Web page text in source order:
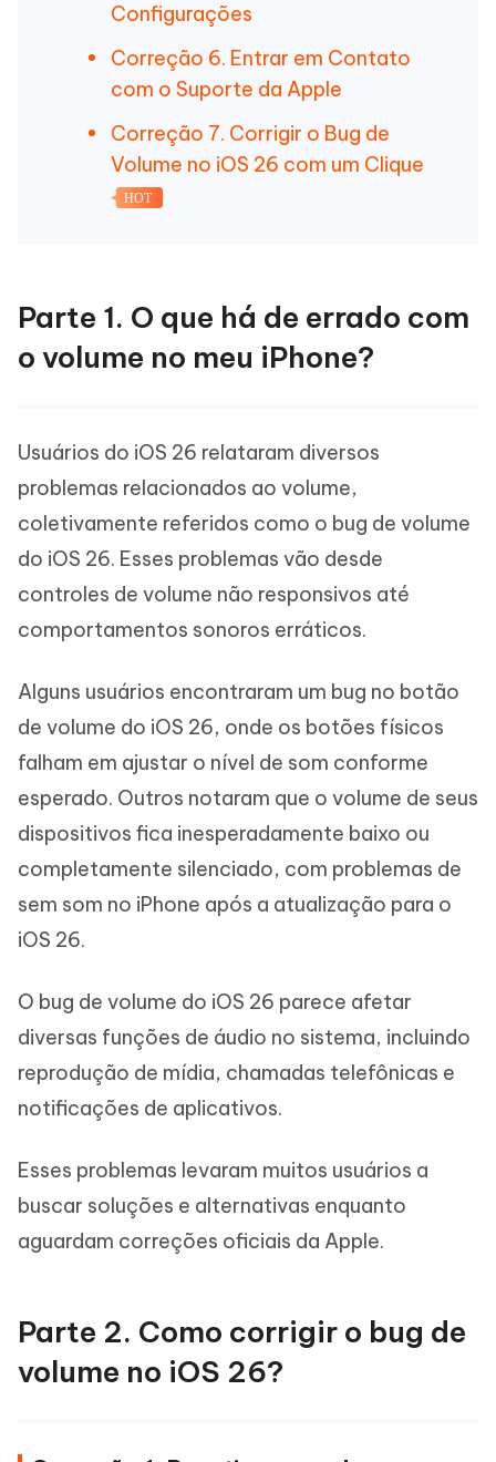
Configurações
Correção 6. Entrar em Contato
com o Suporte da Apple
Correção 7. Corrigir o Bug de
Volume no iOS 26 com um Clique
HOT
Parte 1. O que há de errado com
o volume no meu iPhone?
Usuários do iOS 26 relataram diversos
problemas relacionados ao volume,
coletivamente referidos como o bug de volume
do iOS 26. Esses problemas vão desde
controles de volume não responsivos até
comportamentos sonoros erráticos.
Alguns usuários encontraram um bug no botão
de volume do iOS 26, onde os botões físicos
falham em ajustar o nível de som conforme
esperado. Outros notaram que o volume de seus
dispositivos fica inesperadamente baixo ou
completamente silenciado, com problemas de
sem som no iPhone após a atualização para o
iOS 26.
O bug de volume do iOS 26 parece afetar
diversas funções de áudio no sistema, incluindo
reprodução de mídia, chamadas telefônicas e
notificações de aplicativos.
Esses problemas levaram muitos usuários a
buscar soluções e alternativas enquanto
aguardam correções oficiais da Apple.
Parte 2. Como corrigir o bug de
volume no iOS 26?